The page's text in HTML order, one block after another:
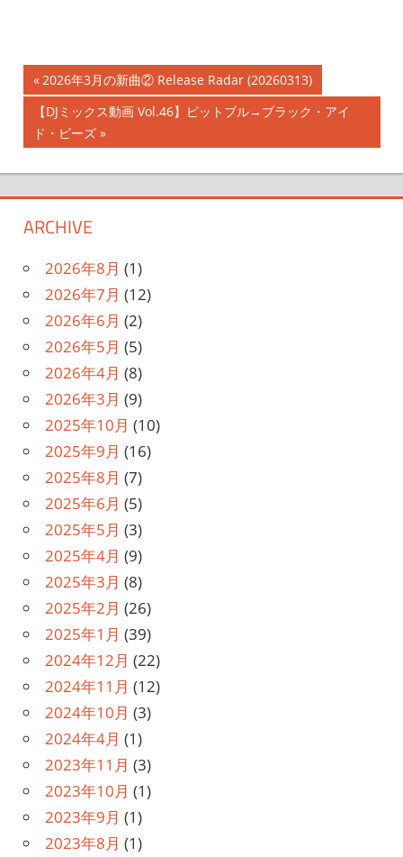
投
稿
ナ
ビ
ゲ
ー
シ
ョ
ン
前
の
記
2026年3月の新曲② Release Radar (20260313)
次
の
記
事:
【DJミックス動画 Vol.46】ピットブル→ブラック・アイ
ド・ピーズ
ARCHIVE
2026年8月 (1)
2026年7月 (12)
2026年6月 (2)
2026年5月 (5)
2026年4月 (8)
2026年3月 (9)
2025年10月 (10)
2025年9月 (16)
2025年8月 (7)
2025年6月 (5)
2025年5月 (3)
2025年4月 (9)
2025年3月 (8)
2025年2月 (26)
2025年1月 (39)
2024年12月 (22)
2024年11月 (12)
2024年10月 (3)
2024年4月 (1)
2023年11月 (3)
2023年10月 (1)
2023年9月 (1)
2023年8月 (1)